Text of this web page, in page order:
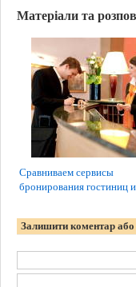
Матеріали та
Сравниваем сервисы
бронирования гостиниц
Залишити коментар або